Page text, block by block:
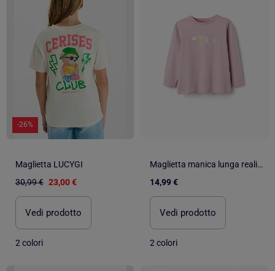
-26%
Maglietta LUCYGI
30,99 € 23,00 €
Vedi prodotto
2 colori
Maglietta manica lunga realizzato in cotone con stampa e volant
14,99 €
Vedi prodotto
2 colori